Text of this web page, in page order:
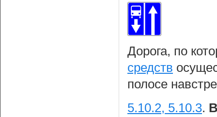
Дорога, по
средств
полосе
5.10.2, 5.10.3.